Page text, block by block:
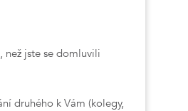
než jste se domluvili
druhého k Vám (kolegy,